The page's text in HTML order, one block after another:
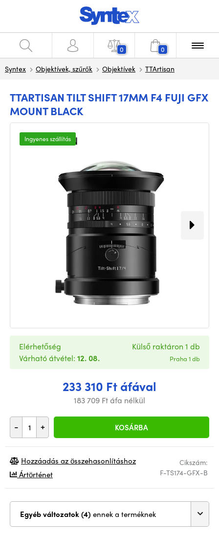
0 0
Syntex Objektívek, szűrők Objektívek TTArtisan
TTARTISAN TILT SHIFT 17MM F4 FUJI GFX
MOUNT BLACK
Ingyenes szállítás
233 310 Ft áfával
183 709 Ft áfa nélkül
- + KOSÁRBA
Elérhetőség
Várható átvétel: 12. 08.
Külső raktáron 1 db
Praha 1 db
Cikszám:
F-TS174-GFX-B
Hozzáadás az összehasonlításhoz
Ártörténet
Egyéb változatok (4) ennek a terméknek